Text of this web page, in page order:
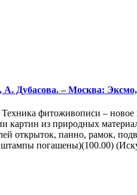
– Москва: Эксмо,
фитоживописи –
картин из природных
открыток, панно, рамок,
погашены)(100.00)